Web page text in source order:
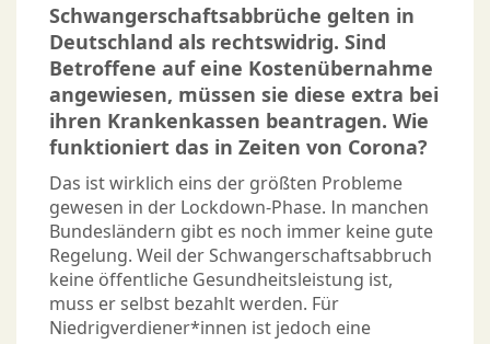
Schwangerschaftsabbrüche gelten in
Deutschland als rechtswidrig. Sind
Betroffene auf eine Kostenübernahme
angewiesen, müssen sie diese extra bei
ihren Krankenkassen beantragen. Wie
funktioniert das in Zeiten von Corona?
Das ist wirklich eins der größten Probleme
gewesen in der Lockdown-Phase. In manchen
Bundesländern gibt es noch immer keine gute
Regelung. Weil der Schwangerschaftsabbruch
keine öffentliche Gesundheitsleistung ist,
muss er selbst bezahlt werden. Für
Niedrigverdiener*innen ist jedoch eine